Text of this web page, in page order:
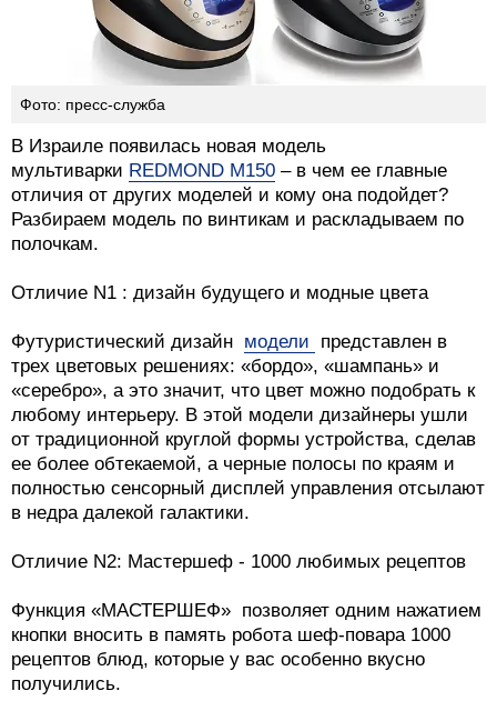
Фото: пресс-служба
В Израиле появилась новая модель
мультиварки REDMOND M150 – в чем ее главные
отличия от других моделей и кому она подойдет?
Разбираем модель по винтикам и раскладываем по
полочкам.
Отличие N1 : дизайн будущего и модные цвета
Футуристический дизайн модели
представлен в
трех цветовых решениях: «бордо», «шампань» и
«серебро», а это значит, что цвет можно подобрать к
любому интерьеру. В этой модели дизайнеры ушли
от традиционной круглой формы устройства, сделав
ее более обтекаемой, а черные полосы по краям и
полностью сенсорный дисплей управления отсылают
в недра далекой галактики.
Отличие N2: Мастершеф - 1000 любимых рецептов
Функция «МАСТЕРШЕФ» позволяет одним нажатием
кнопки вносить в память робота шеф-повара 1000
рецептов блюд, которые у вас особенно вкусно
получились.